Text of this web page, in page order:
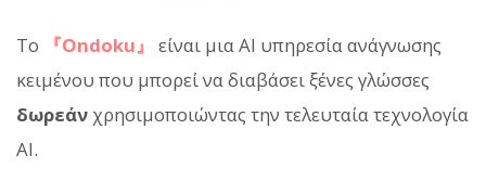
Το 『Ondoku』 είναι μια AI υπηρεσία ανάγνωσης
κειμένου που μπορεί να διαβάσει ξένες γλώσσες
δωρεάν χρησιμοποιώντας την τελευταία τεχνολογία
AI.